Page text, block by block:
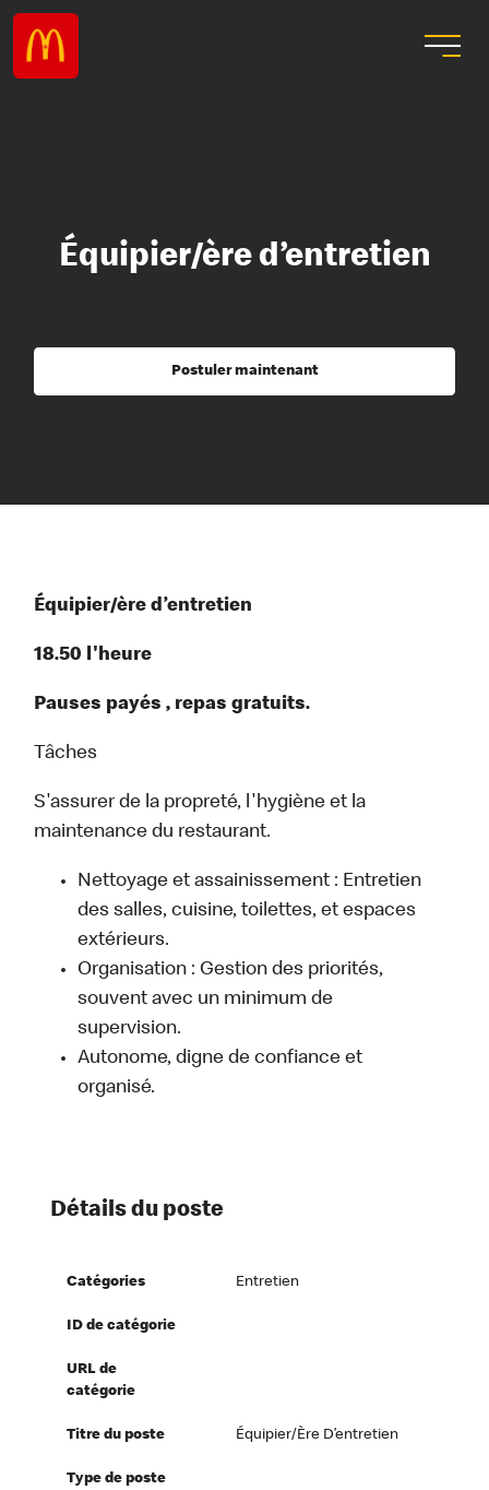
Équipier/ère d’entretien
Postuler maintenant
Équipier/ère d’entretien
18.50 l'heure
Pauses payés , repas gratuits.
Tâches
S'assurer de la propreté, l'hygiène et la
maintenance du restaurant.
Nettoyage et assainissement : Entretien
des salles, cuisine, toilettes, et espaces
extérieurs.
Organisation : Gestion des priorités,
souvent avec un minimum de
supervision.
Autonome, digne de confiance et
organisé.
Détails du poste
Catégories Entretien
ID de catégorie
URL de
catégorie
Titre du poste Équipier/ère D’entretien
Type de poste